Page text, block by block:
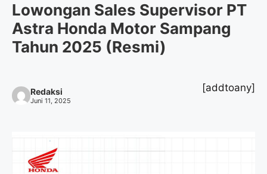
Lowongan Sales Supervisor PT
Astra Honda Motor Sampang
Tahun 2025 (Resmi)
Redaksi
Juni 11, 2025
[addtoany]